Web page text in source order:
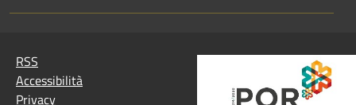
RSS
Accessibilità
Privacy